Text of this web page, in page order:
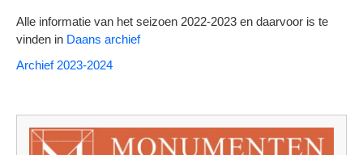
Alle informatie van het seizoen 2022-2023 en daarvoor is te
vinden in Daans archief
Archief 2023-2024